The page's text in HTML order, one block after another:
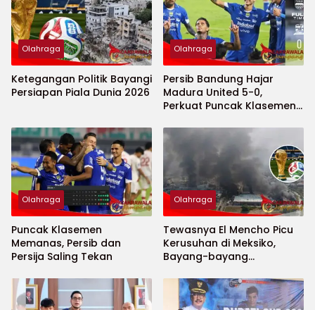
Olahraga
Ketegangan Politik Bayangi
Persiapan Piala Dunia 2026
Olahraga
Persib Bandung Hajar
Madura United 5-0,
Perkuat Puncak Klasemen
Olahraga
Puncak Klasemen
Memanas, Persib dan
Persija Saling Tekan
Olahraga
Tewasnya El Mencho Picu
Kerusuhan di Meksiko,
Bayang-bayang
2026 Menguat